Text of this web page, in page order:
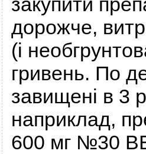
дорожче,
(і
гривень. По
завищені в 3
наприклад,
600 мг №30